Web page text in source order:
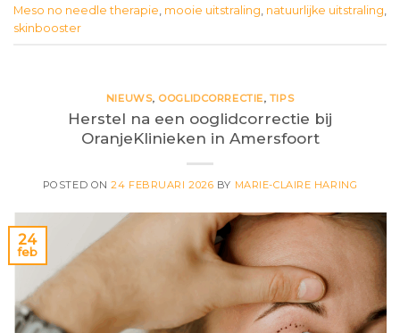
Meso no needle therapie mooie uitstraling natuurlijke uitstraling
skinbooster
NIEUWS, OOGLIDCORRECTIE, TIPS
Herstel na een ooglidcorrectie bij
OranjeKlinieken in Amersfoort
POSTED ON24 FEBRUARI 2026 BY MARIE-CLAIRE HARING
24
feb